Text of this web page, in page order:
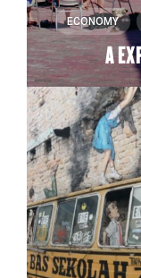
ECONOMY
A